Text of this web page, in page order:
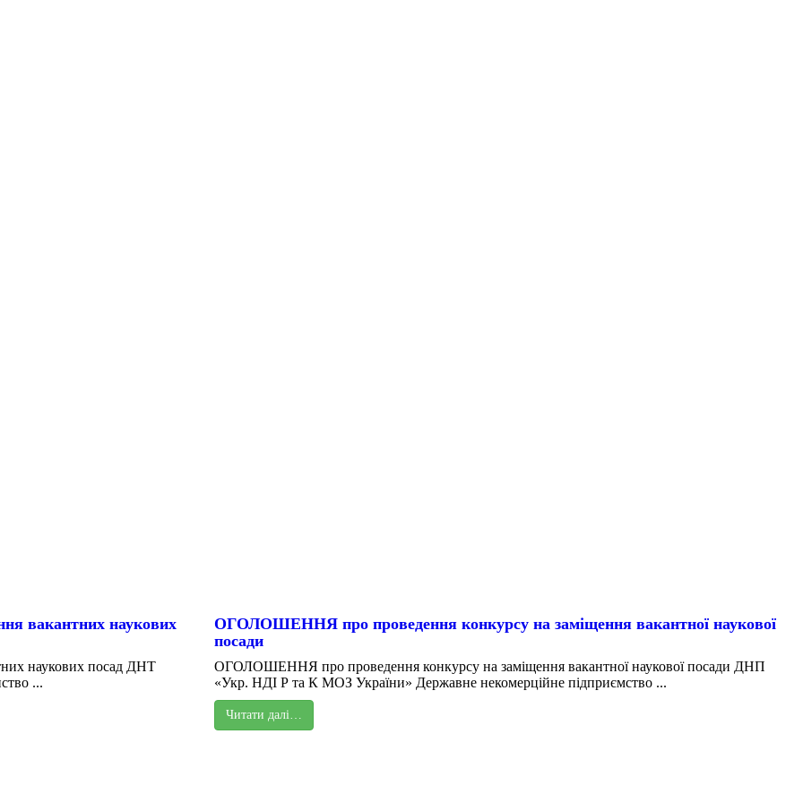
вакантних наукових
наукових посад ДНТ
...
ОГОЛОШЕННЯ про проведення конкурсу на заміщення вакантної наукової
посади
ОГОЛОШЕННЯ про проведення конкурсу на заміщення вакантної наукової посади ДНП
«Укр. НДІ Р та К МОЗ України» Державне некомерційне підприємство ...
Читати далі…